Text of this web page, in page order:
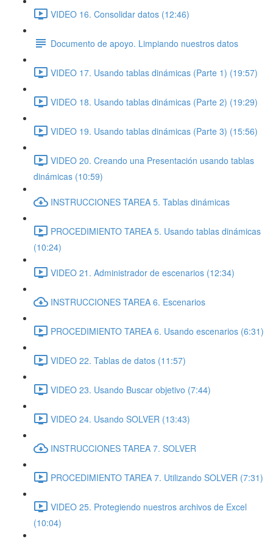
VIDEO 16. Consolidar datos (12:46)
Documento de apoyo. Limpiando nuestros datos
VIDEO 17. Usando tablas dinámicas (Parte 1) (19:57)
VIDEO 18. Usando tablas dinámicas (Parte 2) (19:29)
VIDEO 19. Usando tablas dinámicas (Parte 3) (15:56)
VIDEO 20. Creando una Presentación usando tablas
dinámicas (10:59)
INSTRUCCIONES TAREA 5. Tablas dinámicas
PROCEDIMIENTO TAREA 5. Usando tablas dinámicas
(10:24)
VIDEO 21. Administrador de escenarios (12:34)
INSTRUCCIONES TAREA 6. Escenarios
PROCEDIMIENTO TAREA 6. Usando escenarios (6:31)
VIDEO 22. Tablas de datos (11:57)
VIDEO 23. Usando Buscar objetivo (7:44)
VIDEO 24. Usando SOLVER (13:43)
INSTRUCCIONES TAREA 7. SOLVER
PROCEDIMIENTO TAREA 7. Utilizando SOLVER (7:31)
VIDEO 25. Protegiendo nuestros archivos de Excel
(10:04)